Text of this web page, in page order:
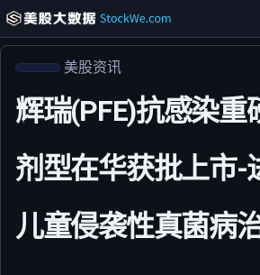
美股资讯
辉瑞(PFE)抗感染重
剂型在华获批上市-
儿童侵袭性真菌病